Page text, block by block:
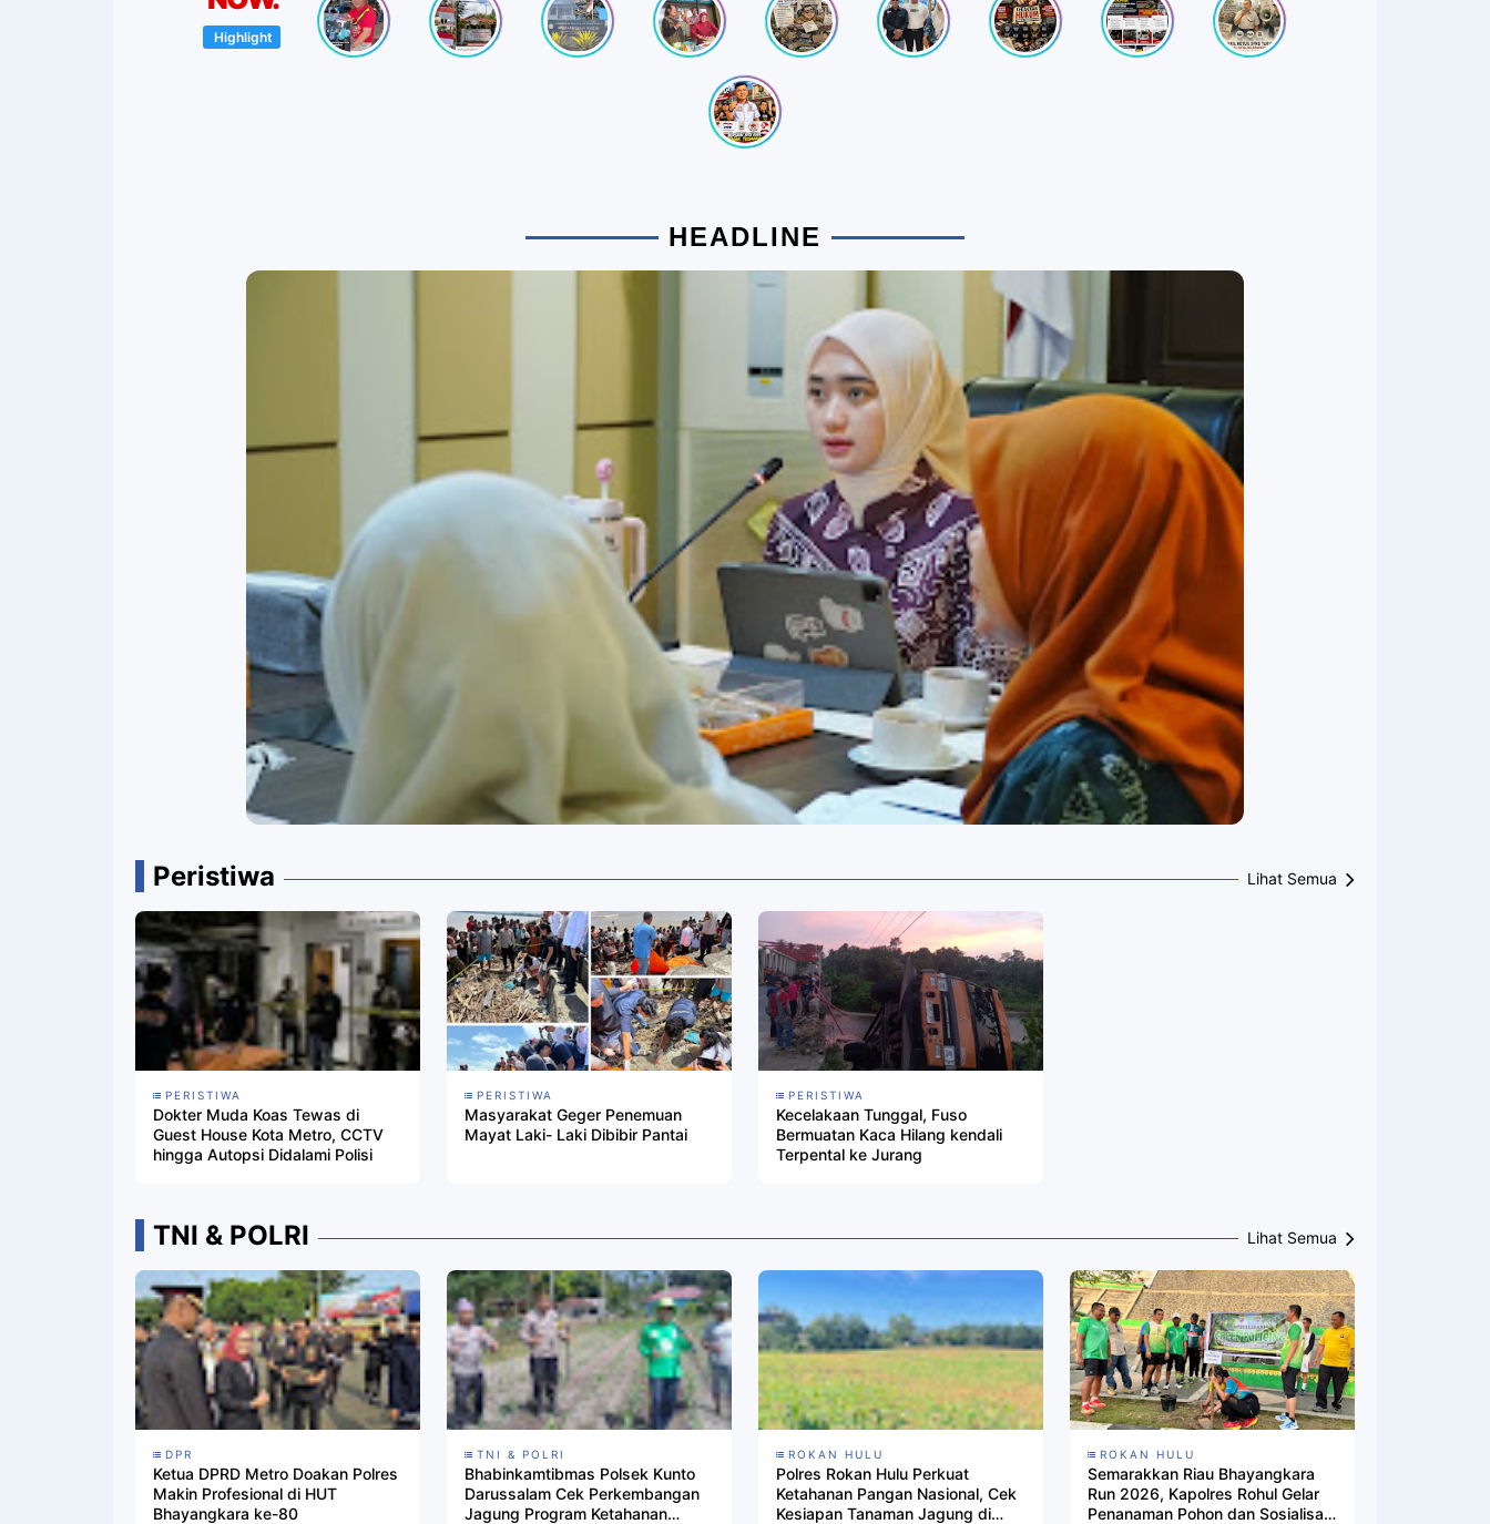
Highlight
HEADLINE
Peristiwa Lihat Semua
PERISTIWA
Dokter Muda Koas Tewas di
Guest House Kota Metro, CCTV
hingga Autopsi Didalami Polisi
PERISTIWA
Masyarakat Geger Penemuan
Mayat Laki- Laki Dibibir Pantai
PERISTIWA
Kecelakaan Tunggal, Fuso
Bermuatan Kaca Hilang kendali
Terpental ke Jurang
TNI & POLRI Lihat Semua
DPR
Ketua DPRD Metro Doakan Polres
Makin Profesional di HUT
Bhayangkara ke-80
TNI & POLRI
Bhabinkamtibmas Polsek Kunto
Darussalam Cek Perkembangan
Jagung Program Ketahanan
ROKAN HULU
Polres Rokan Hulu Perkuat
Ketahanan Pangan Nasional, Cek
Kesiapan Tanaman Jagung di
ROKAN HULU
Semarakkan Riau Bhayangkara
Run 2026, Kapolres Rohul Gelar
Penanaman Pohon dan Sosialisasi